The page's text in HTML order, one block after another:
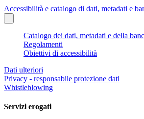
Accessibilità e catalogo di dati, metadati e
Catalogo dei dati, metadati e della
Regolamenti
Obiettivi di accessibilità
Dati ulteriori
Privacy - responsabile protezione dati
Whistleblowing
Servizi erogati